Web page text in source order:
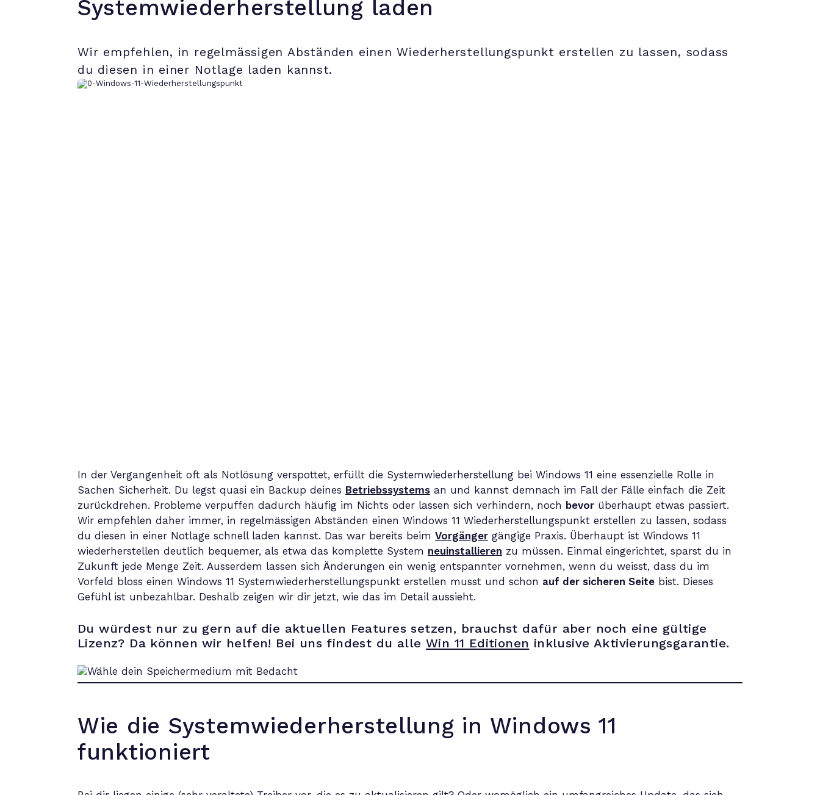
Systemwiederherstellung laden
Wir empfehlen, in regelmässigen Abständen einen Wiederherstellungspunkt erstellen zu lassen, sodass
du diesen in einer Notlage laden kannst.
In der Vergangenheit oft als Notlösung verspottet, erfüllt die Systemwiederherstellung bei Windows 11 eine essenzielle Rolle in
Sachen Sicherheit. Du legst quasi ein Backup deines Betriebssystems an und kannst demnach im Fall der Fälle einfach die Zeit
zurückdrehen. Probleme verpuffen dadurch häufig im Nichts oder lassen sich verhindern, noch bevor überhaupt etwas passiert.
Wir empfehlen daher immer, in regelmässigen Abständen einen Windows 11 Wiederherstellungspunkt erstellen zu lassen, sodass
du diesen in einer Notlage schnell laden kannst. Das war bereits beim Vorgänger gängige Praxis. Überhaupt ist Windows 11
wiederherstellen deutlich bequemer, als etwa das komplette System neuinstallieren zu müssen. Einmal eingerichtet, sparst du in
Zukunft jede Menge Zeit. Ausserdem lassen sich Änderungen ein wenig entspannter vornehmen, wenn du weisst, dass du im
Vorfeld bloss einen Windows 11 Systemwiederherstellungspunkt erstellen musst und schon auf der sicheren Seite bist. Dieses
Gefühl ist unbezahlbar. Deshalb zeigen wir dir jetzt, wie das im Detail aussieht.
Du würdest nur zu gern auf die aktuellen Features setzen, brauchst dafür aber noch eine gültige
Lizenz? Da können wir helfen! Bei uns findest du alle Win 11 Editionen inklusive Aktivierungsgarantie.
Wie die Systemwiederherstellung in Windows 11
funktioniert